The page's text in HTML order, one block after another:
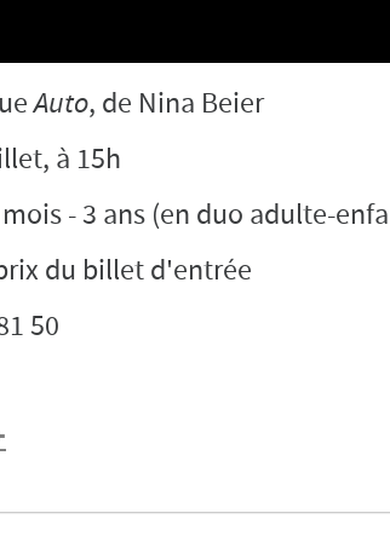
Auto, de Nina Beier
à 15h
- 3 ans (en duo adulte-
du billet d'entrée
50